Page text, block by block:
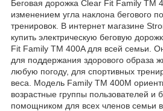
Беговая дорожка Clear Fit Family TM
изменением угла наклона бегового
тренировок. В интернет магазине
купить электрическую беговую
Fit Family TM 400A для всей семьи.
для поддержания здорового образа
любую погоду, для спортивных
веса. Модель Family TM 400M
возрастные группы пользователей и
помощником для всех членов семьи